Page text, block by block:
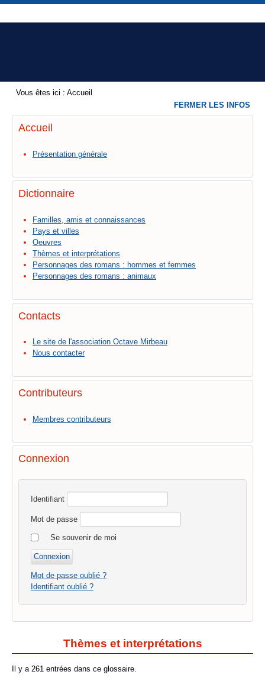
Vous êtes ici : Accueil
Accueil
Présentation générale
Dictionnaire
Familles, amis et connaissances
Pays et villes
Oeuvres
Thèmes et interprétations
Personnages des romans : hommes et femmes
Personnages des romans : animaux
Contacts
Le site de l'association Octave Mirbeau
Nous contacter
Contributeurs
Membres contributeurs
Connexion
Identifiant
Mot de passe
Se souvenir de moi
Mot de passe oublié ?
Identifiant oublié ?
Thèmes et interprétations
Il y a 261 entrées dans ce glossaire.
FERMER LES INFOS